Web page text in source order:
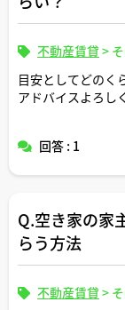
不動産賃貸 >
目安としてどのく
アドバイスよろし
回答 : 1
Q.空き家の家
らう方法
不動産賃貸 >